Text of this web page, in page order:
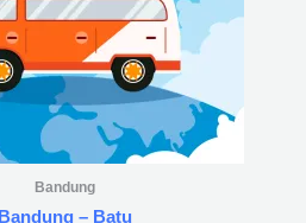
Bandung
Bandung – Batu